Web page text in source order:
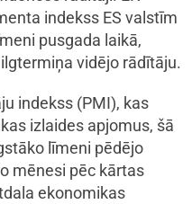
indekss ES valstīm
pusgada laikā,
vidējo rādītāju.
indekss (PMI), kas
izlaides apjomus, šā
līmeni pēdējo
mēnesi pēc kārtas
ekonomikas